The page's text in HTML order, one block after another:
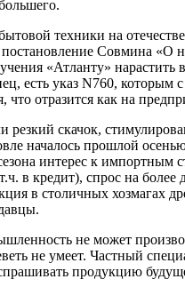
техники на
Совмина
«Атланту»
есть указ N760,
отразится как на
резкий скачок,
началось прошлой
интерес к
кредит), спрос на
в столичных хозмагах
не может
не умеет. Частный
продукцию